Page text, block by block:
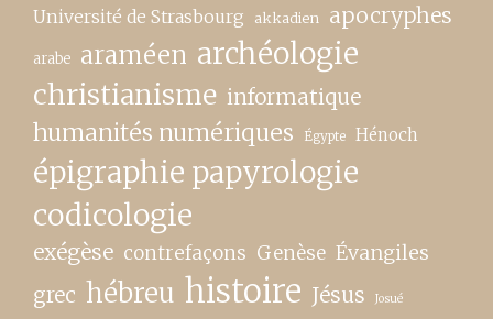
Université de Strasbourg akkadien apocryphes
arabe araméen archéologie
christianisme informatique
humanités numériques Égypte Hénoch
épigraphie papyrologie
codicologie
exégèse contrefaçons Genèse Évangiles
grec hébreu histoire Jésus Josué